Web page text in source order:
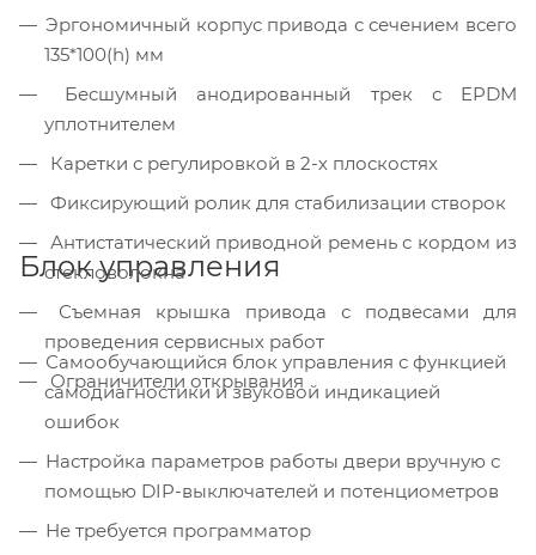
Эргономичный корпус привода с сечением всего
135*100(h) мм
уплотнителем
Каретки с регулировкой в 2-х плоскостях
Фиксирующий ролик для стабилизации створок
стекловолокна
проведения сервисных работ
Ограничители открывания
Блок управления
Самообучающийся блок управления с функцией
самодиагностики и звуковой индикацией
ошибок
Настройка параметров работы двери вручную с
помощью DIP-выключателей и потенциометров
Не требуется программатор